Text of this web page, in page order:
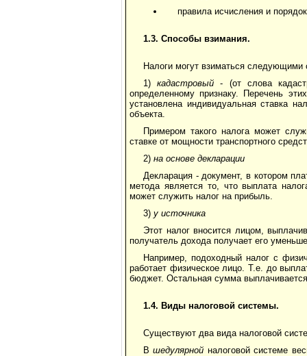
правила исчисления и
1.3. Способы взимания.
Налоги могут взиматься следующими
1)кадастровый- (от слова
определенному признаку. Перечень
установлена индивидуальная ставка
объекта.
Примером такого налога может
ставке от мощности транспортного
2) на основе декларации
Декларация - документ, в котором
метода является то, что выплата
может служить налог на прибыль.
3) у источника
Этот налог вносится лицом,
получатель дохода получает его
Например, подоходный налог с
работает физическое лицо. Т.е. до
бюджет. Остальная сумма выплачивается
1.4. Виды налоговой системы.
Существуют два вида налоговой
Вшедyлярной налоговой системе